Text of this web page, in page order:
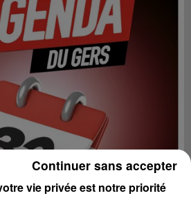
vie privée est notre priorité
Continuer sans accepter